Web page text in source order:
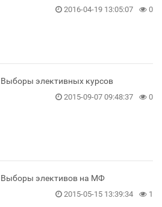
2016-04-19 13:05:07 0
Выборы элективных курсов
2015-09-07 09:48:37 0
Выборы элективов на МФ
2015-05-15 13:39:34 1